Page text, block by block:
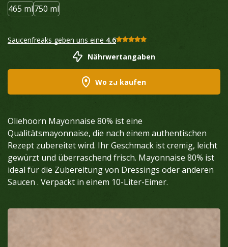
465 ml750 ml
Saucenfreaks geben uns eine 4,6
Nährwertangaben
Wo zu kaufen
Oliehoorn Mayonnaise 80% ist eine
Qualitätsmayonnaise, die nach einem authentischen
Rezept zubereitet wird. Ihr Geschmack ist cremig, leicht
gewürzt und überraschend frisch. Mayonnaise 80% ist
ideal für die Zubereitung von Dressings oder anderen
Saucen . Verpackt in einem 10-Liter-Eimer.